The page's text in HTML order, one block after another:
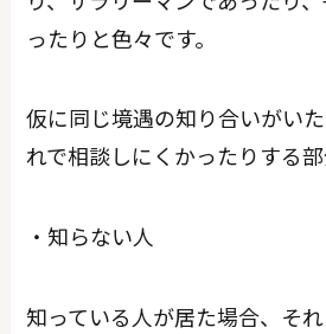
ったりと色々です。
仮に同じ境遇の知り合いがい
れで相談しにくかったりする部
・知らない人
知っている人が居た場合、そ